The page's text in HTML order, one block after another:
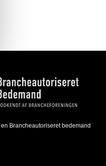
Brancheautoriseret bedemand